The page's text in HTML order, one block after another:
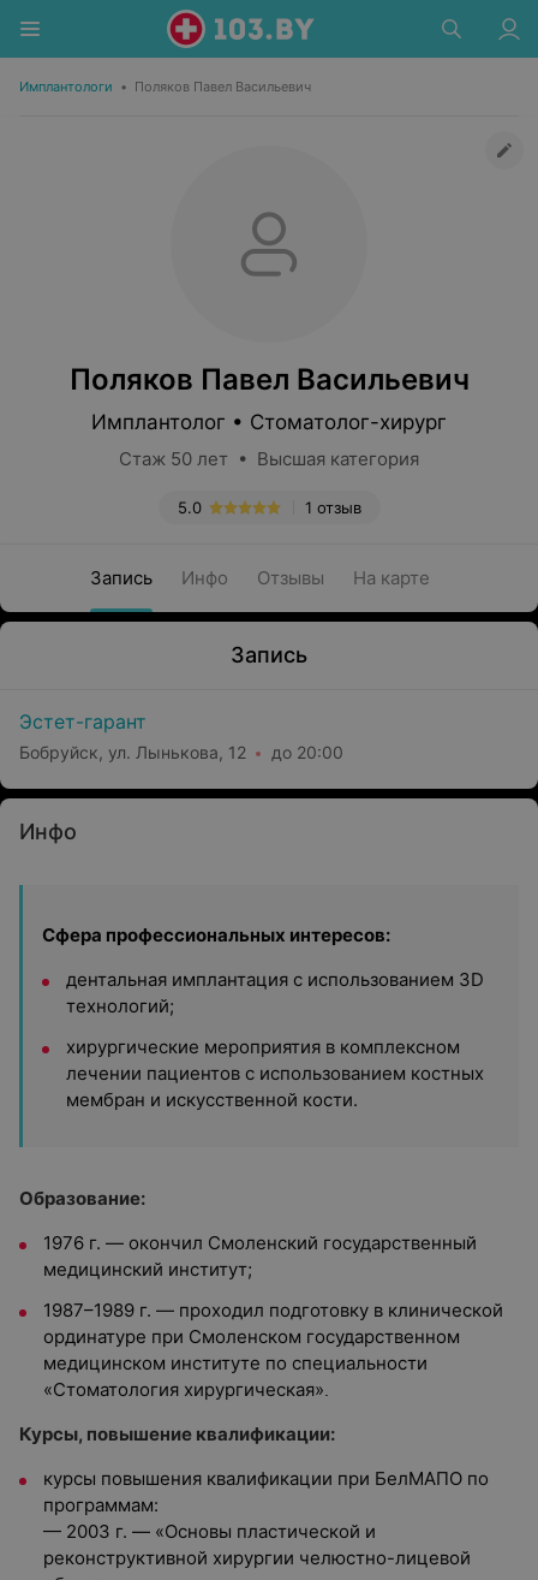
Имплантологи • Поляков Павел Васильевич
Поляков Павел Васильевич
Имплантолог • Стоматолог-хирург
Стаж 50 лет • Высшая категория
1 отзыв
5.0
Запись Инфо Отзывы На карте
Запись
Эстет-гарант
Бобруйск, ул. Лынькова, 12 до 20:00
Инфо
Сфера профессиональных интересов:
дентальная имплантация с использованием 3D
технологий;
хирургические мероприятия в комплексном
лечении пациентов с использованием костных
мембран и искусственной кости.
Образование:
1976 г. — окончил Смоленский государственный
медицинский институт;
1987–1989 г. — проходил подготовку в клинической
ординатуре при Смоленском государственном
медицинском институте по специальности
«Стоматология хирургическая»
Курсы, повышение квалификации:
курсы повышения квалификации при БелМАПО по
программам:
— 2003 г. — «Основы пластической и
реконструктивной хирургии челюстно-лицевой